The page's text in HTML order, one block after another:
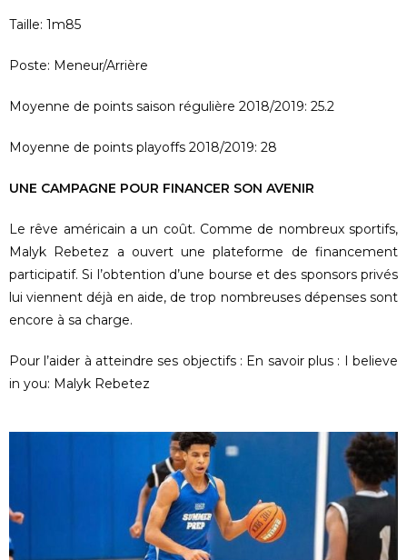
Taille: 1m85
Poste: Meneur/Arrière
Moyenne de points saison régulière 2018/2019: 25.2
Moyenne de points playoffs 2018/2019: 28
UNE CAMPAGNE POUR FINANCER SON AVENIR
Le rêve américain a un coût. Comme de nombreux sportifs,
Malyk Rebetez a ouvert une plateforme de financement
participatif. Si l’obtention d’une bourse et des sponsors privés
lui viennent déjà en aide, de trop nombreuses dépenses sont
encore à sa charge.
Pour l’aider à atteindre ses objectifs : En savoir plus : I believe
in you: Malyk Rebetez